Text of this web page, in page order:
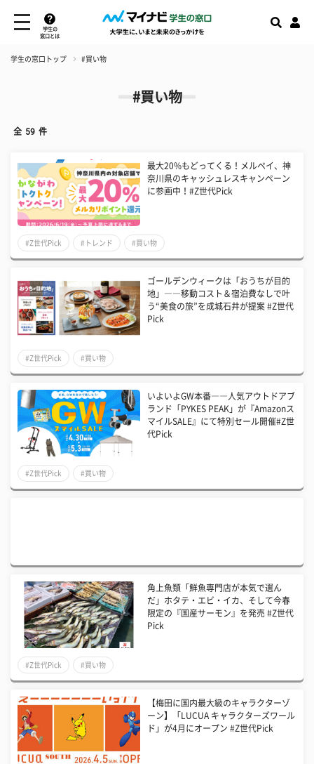
学生の
窓口とは
学生の窓口トップ #買い物
#買い物
全 59 件
最大20%もどってくる！メルペイ、神
奈川県のキャッシュレスキャンペーン
に参画中！#Z世代Pick
#Z世代Pick #トレンド #買い物
ゴールデンウィークは「おうちが目的
地」――移動コスト＆宿泊費なしで叶
う“美食の旅”を成城石井が提案 #Z世代
Pick
#Z世代Pick #買い物
いよいよGW本番――人気アウトドアブ
ランド「PYKES PEAK」が『Amazonス
マイルSALE』にて特別セール開催#Z世
代Pick
#Z世代Pick #買い物
角上魚類「鮮魚専門店が本気で選ん
だ」ホタテ・エビ・イカ、そして今春
限定の『国産サーモン』を発売 #Z世代
Pick
#Z世代Pick #買い物
【梅田に国内最大級のキャラクターゾ
ーン】「LUCUA キャラクターズワール
ド」が4月にオープン #Z世代Pick